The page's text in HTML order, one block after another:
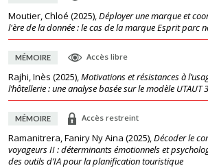
Moutier, Chloé (2025),Déployer une marque et
l'ère de la donnée : le cas de la marque Esprit parc
MÉMOIRE Accès libre
Rajhi, Inès (2025),Motivations et résistances à
l’hôtellerie : une analyse basée sur le modèle UTAUT 3
MÉMOIRE Accès restreint
Ramanitrera, Faniry Ny Aina (2025),Décoder le
voyageurs II : déterminants émotionnels et
des outils d’IA pour la planification touristique